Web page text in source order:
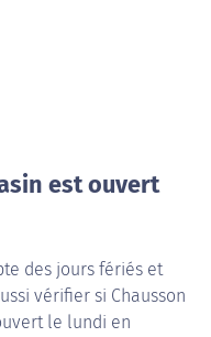
est ouvert
des jours fériés et
vérifier si Chausson
le lundi en